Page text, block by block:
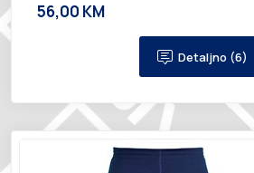
56,00 KM
Detaljno (6)